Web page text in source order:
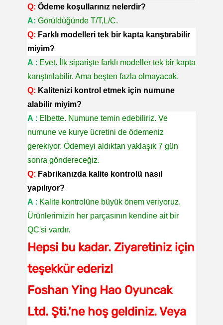
Q: Ödeme koşullarınız nelerdir?
A: Görüldüğünde T/T,L/C.
Q: Farklı modelleri tek bir kapta karıştırabilir
miyim?
A : Evet. İlk siparişte farklı modeller tek bir kapta
karıştırılabilir. Ama beşten fazla olmayacak.
Q: Kalitenizi kontrol etmek için numune
alabilir miyim?
A : Elbette. Numune temin edebiliriz. Ve
numune ve kurye ücretini de ödemeniz
gerekiyor. Ödemeyi aldıktan yaklaşık 7 gün
sonra göndereceğiz.
Q: Fabrikanızda kalite kontrolü nasıl
yapılıyor?
A : Kalite kontrolüne büyük önem veriyoruz.
Ürünlerimizin her parçasının kendine ait bir
QC'si vardır.
Hepsi bu kadar. Ziyaretiniz için
teşekkür ederiz!
Foshan Ying Hao Oyuncak
Ltd. Şti.'ne hoş geldiniz. Veya